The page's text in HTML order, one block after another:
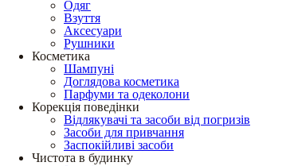
Одяг
Взуття
Аксесуари
Рушники
Косметика
Шампуні
Доглядова косметика
Парфуми та одеколони
Корекція поведінки
Відлякувачі та засоби від погризів
Засоби для привчання
Заспокійливі засоби
Чистота в будинку